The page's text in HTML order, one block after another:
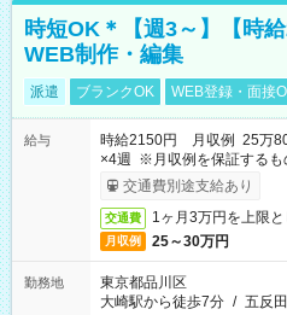
時短OK＊【週3～】【時
WEB制作・編集
派遣 ブランクOK WEB登録・面接
給与
時給2150円 月収例 25万
×4週 ※月収例を保証するも
交通費別途支給あり
交通費 1ヶ月3万円を上限
月収例 25～30万円
勤務地
東京都品川区
大崎駅から徒歩7分 / 五反